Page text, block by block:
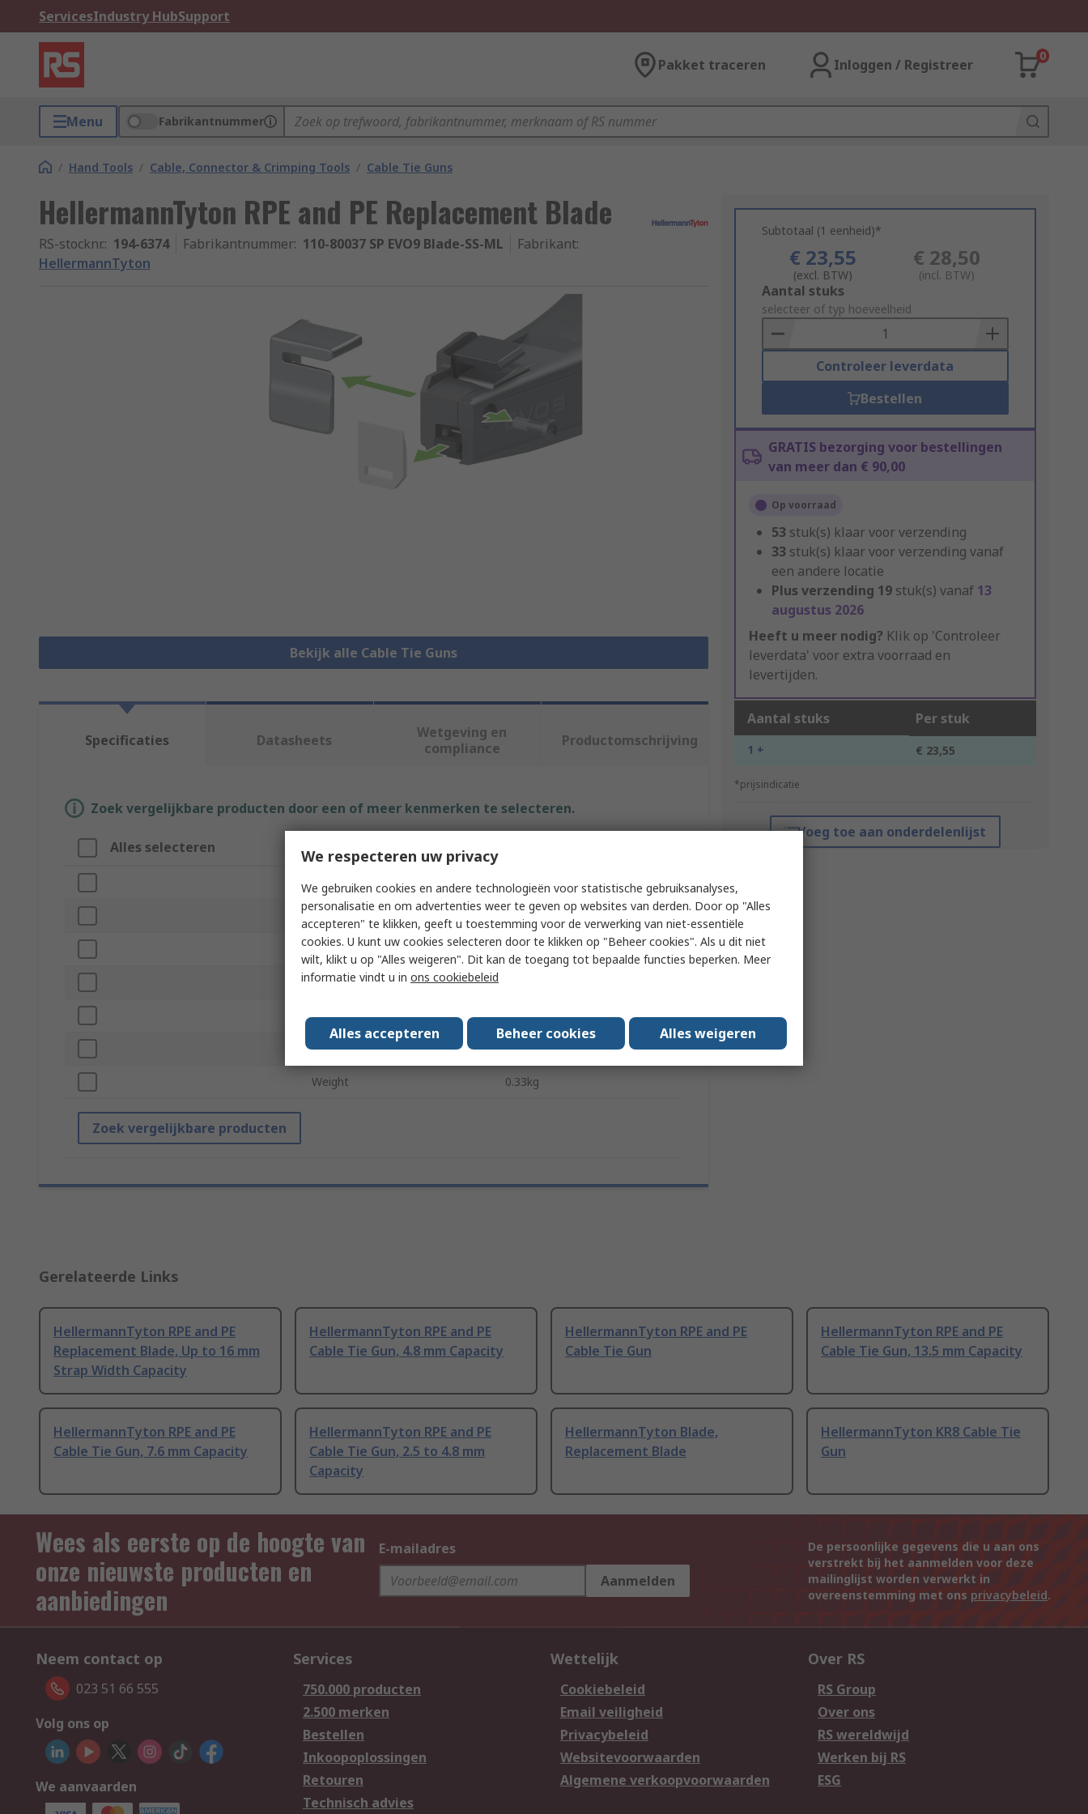
ServicesIndustry HubSupport
Pakket traceren Inloggen / Registreer
0
Menu Fabrikantnummer
/ Hand Tools / Cable, Connector & Crimping Tools / Cable Tie Guns
HellermannTyton RPE and PE Replacement Blade
RS-stocknr.: 194-6374 Fabrikantnummer: 110-80037 SP EVO9 Blade-SS-ML Fabrikant:
HellermannTyton
Bekijk alle Cable Tie Guns
Subtotaal (1 eenheid)*
€ 23,55
(excl. BTW)
€ 28,50
(incl. BTW)
Add
to
Basket
Aantal stuks
selecteer of typ hoeveelheid
Controleer leverdata
Bestellen
GRATIS bezorging voor bestellingen
van meer dan € 90,00
Op voorraad
53 stuk(s) klaar voor verzending
33 stuk(s) klaar voor verzending vanaf
een andere locatie
Plus verzending 19 stuk(s) vanaf 13
augustus 2026
Heeft u meer nodig? Klik op 'Controleer
leverdata' voor extra voorraad en
levertijden.
Aantal stuks Per stuk
1 + € 23,55
*prijsindicatie
Voeg toe aan onderdelenlijst
Specificaties Datasheets
Wetgeving en
compliance
Productomschrijving
Zoek vergelijkbare producten door een of meer kenmerken te selecteren.
Alles selecteren Attribuut
Merk HellermannTyton
RPE and PE
Product Type Replacement Blade
Material
Handle Type Ergonomic, Anti-Slip
Standards/Approvals No
Weight 0.33kg
Zoek vergelijkbare producten
Gerelateerde Links
HellermannTyton RPE and PE
Replacement Blade, Up to 16 mm
Strap Width Capacity
HellermannTyton RPE and PE
Cable Tie Gun, 4.8 mm Capacity
HellermannTyton RPE and PE
Cable Tie Gun
HellermannTyton RPE and PE
Cable Tie Gun, 13.5 mm Capacity
HellermannTyton RPE and PE
Cable Tie Gun, 7.6 mm Capacity
HellermannTyton RPE and PE
Cable Tie Gun, 2.5 to 4.8 mm
Capacity
HellermannTyton Blade,
Replacement Blade
HellermannTyton KR8 Cable Tie
Gun
Wees als eerste op de hoogte van
onze nieuwste producten en
aanbiedingen
E-mailadres
Aanmelden
De persoonlijke gegevens die u aan ons
verstrekt bij het aanmelden voor deze
mailinglijst worden verwerkt in
overeenstemming met ons privacybeleid.
Neem contact op
023 51 66 555
Volg ons op
We aanvaarden
Services
750.000 producten
2.500 merken
Bestellen
Inkoopoplossingen
Retouren
Technisch advies
Wettelijk
Cookiebeleid
Email veiligheid
Privacybeleid
Websitevoorwaarden
Algemene verkoopvoorwaarden
Over RS
RS Group
Over ons
RS wereldwijd
Werken bij RS
ESG
We respecteren uw privacy
We gebruiken cookies en andere technologieën voor statistische gebruiksanalyses,
personalisatie en om advertenties weer te geven op websites van derden. Door op "Alles
accepteren" te klikken, geeft u toestemming voor de verwerking van niet-essentiële
cookies. U kunt uw cookies selecteren door te klikken op "Beheer cookies". Als u dit niet
wilt, klikt u op "Alles weigeren". Dit kan de toegang tot bepaalde functies beperken. Meer
informatie vindt u in ons cookiebeleid
Alles accepteren Beheer cookies Alles weigeren